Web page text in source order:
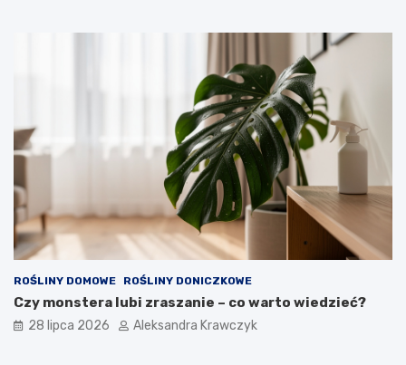
ROŚLINY DOMOWE ROŚLINY DONICZKOWE
Czy monstera lubi zraszanie – co warto wiedzieć?
28 lipca 2026 Aleksandra Krawczyk